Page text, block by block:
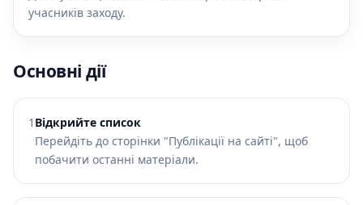
учасників заходу.
Основні дії
1 Відкрийте список
Перейдіть до сторінки "Публікації на сайті", щоб
побачити останні матеріали.